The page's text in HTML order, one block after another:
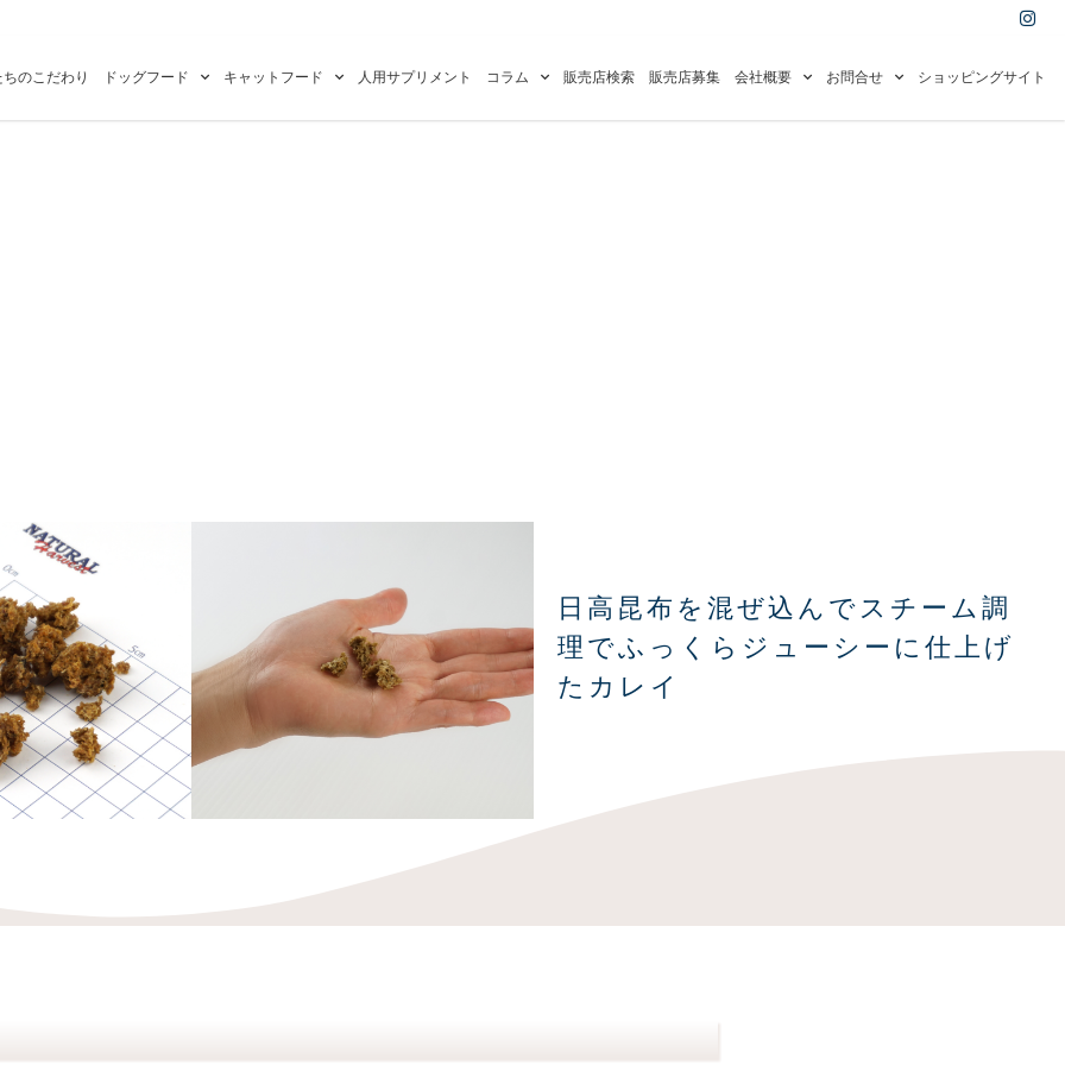
I
n
a
r
のこだわり ドッグフード キャットフード 人用サプリメント コラム 販売店検索 販売店募集 会社概要 お問合せ ショッピングサイト
日高昆布を混ぜ込んでスチーム調
理でふっくらジューシーに仕上げ
たカレイ